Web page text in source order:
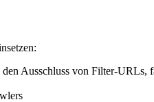
Ausschluss von Filter-URLs,